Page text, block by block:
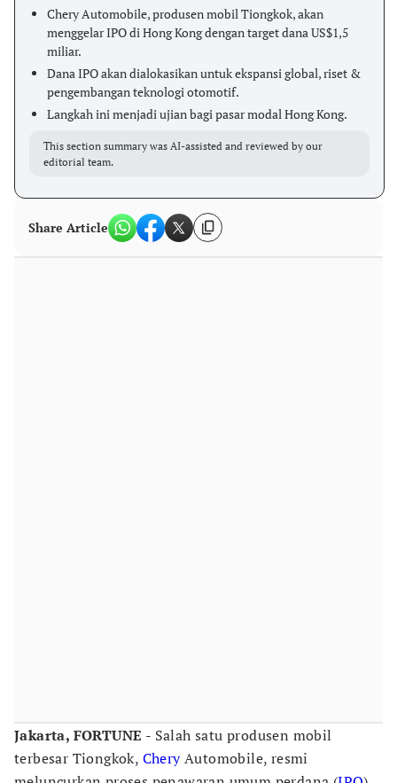
Chery Automobile, produsen mobil Tiongkok, akan
menggelar IPO di Hong Kong dengan target dana US$1,5
miliar.
Dana IPO akan dialokasikan untuk ekspansi global, riset &
pengembangan teknologi otomotif.
Langkah ini menjadi ujian bagi pasar modal Hong Kong.
This section summary was AI-assisted and reviewed by our
editorial team.
Share Article
Jakarta, FORTUNE - Salah satu produsen mobil
terbesar Tiongkok, CheryAutomobile, resmi